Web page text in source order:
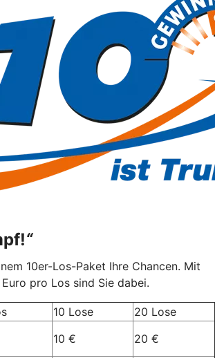
“
10er-Los-Paket Ihre Chancen. Mit
pro Los sind Sie dabei.
10 Lose
20 Lose
10 €
20 €